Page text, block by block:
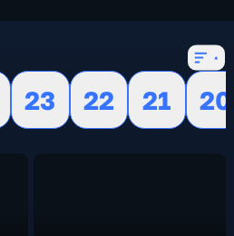
23 22 21
20